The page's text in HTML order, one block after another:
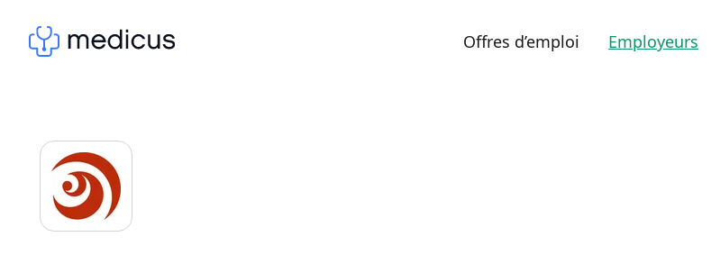
Offres d’emploi Employeurs